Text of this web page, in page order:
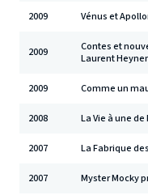
2009 Vénus et
2009
Contes et
Laurent
2009 Comme un
2008 La Vie à une
2007 La Fabrique
2007 Myster Mocky